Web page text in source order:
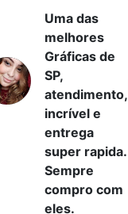
Uma das
melhores
Gráficas de
SP,
atendimento,
incrível e
entrega
super rapida.
Sempre
compro com
eles.